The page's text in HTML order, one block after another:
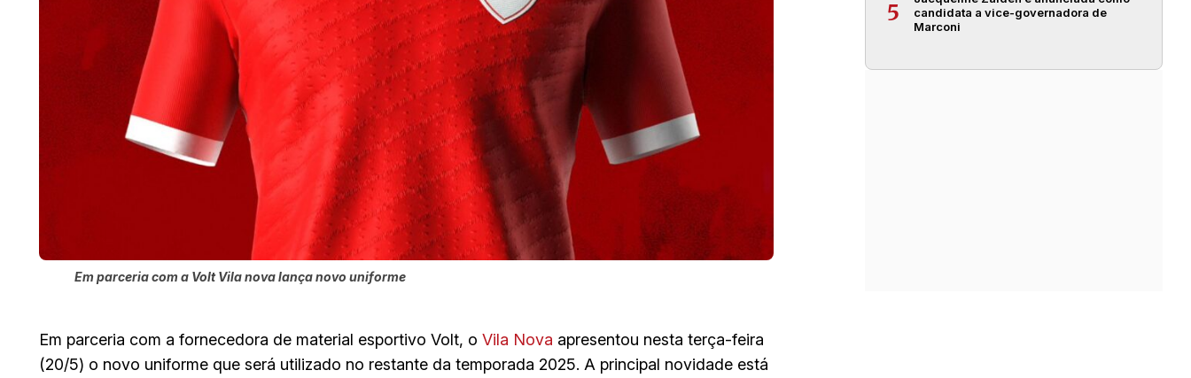
Em parceria com a Volt Vila nova lança novo uniforme
Em parceria com a fornecedora de material esportivo Volt, o Vila Nova apresentou nesta terça-feira
(20/5) o novo uniforme que será utilizado no restante da temporada 2025. A principal novidade está
5
candidata a vice-governadora de
Marconi